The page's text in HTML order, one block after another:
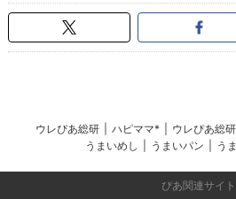
ウレぴあ総研 ハピママ* ウレぴあ総
うまいめし
うまいパン う
ぴあ関連サイト